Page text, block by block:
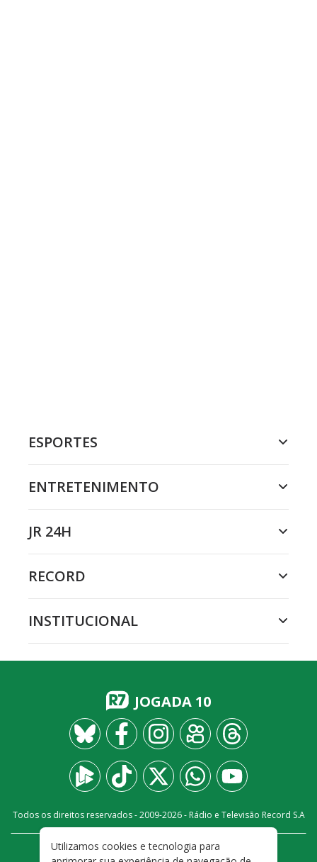
ESPORTES
ENTRETENIMENTO
JR 24H
RECORD
INSTITUCIONAL
JOGADA 10
Todos os direitos reservados - 2009-2026- Rádio e Televisão Record S.A
FALE CONOSCO PRIVACIDADE
Utilizamos cookies e tecnologia para